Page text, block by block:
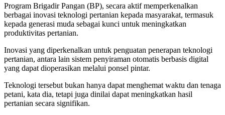
Program Brigadir Pangan (BP), secara aktif memperkenalkan
berbagai inovasi teknologi pertanian kepada masyarakat, termasuk
kepada generasi muda sebagai kunci untuk meningkatkan
produktivitas pertanian.
Inovasi yang diperkenalkan untuk penguatan penerapan teknologi
pertanian, antara lain sistem penyiraman otomatis berbasis digital
yang dapat dioperasikan melalui ponsel pintar.
Teknologi tersebut bukan hanya dapat menghemat waktu dan tenaga
petani, kata dia, tetapi juga dinilai dapat meningkatkan hasil
pertanian secara signifikan.